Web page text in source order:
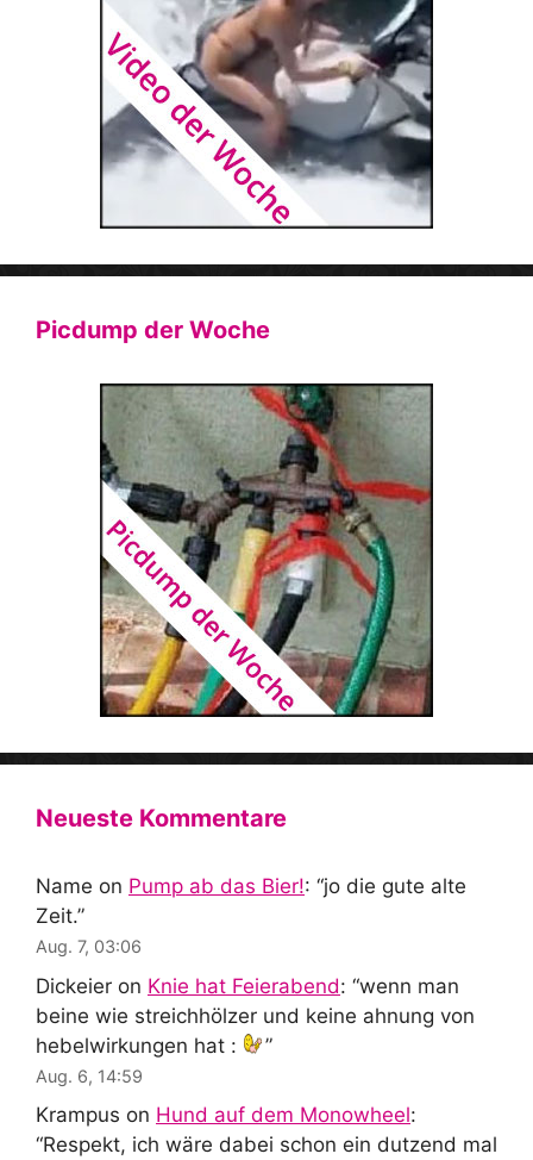
Picdump der Woche
Neueste Kommentare
Name on Pump ab das Bier!: “jo die gute alte
Zeit.”
Aug. 7, 03:06
Dickeier on Knie hat Feierabend: “wenn man
beine wie streichhölzer und keine ahnung von
hebelwirkungen hat :
”
Aug. 6, 14:59
Krampus on Hund auf dem Monowheel:
“Respekt, ich wäre dabei schon ein dutzend mal